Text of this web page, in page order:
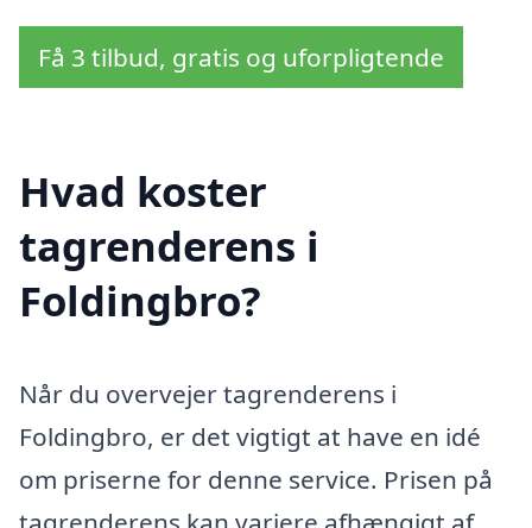
Få 3 tilbud, gratis og uforpligtende
Hvad koster
tagrenderens i
Foldingbro?
Når du overvejer tagrenderens i
Foldingbro, er det vigtigt at have en idé
om priserne for denne service. Prisen på